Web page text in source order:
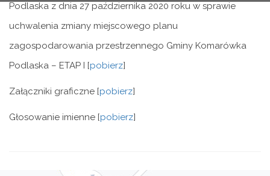
Podlaska z dnia 27 października 2020 roku w sprawie
uchwalenia zmiany miejscowego planu
zagospodarowania przestrzennego Gminy Komarówka
Podlaska – ETAP I [pobierz]
Załączniki graficzne [pobierz]
Głosowanie imienne [pobierz]